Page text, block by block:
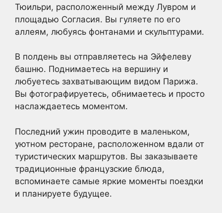
Тюильри, расположенный между Лувром и
площадью Согласия. Вы гуляете по его
аллеям, любуясь фонтанами и скульптурами.
В полдень вы отправляетесь на Эйфелеву
башню. Поднимаетесь на вершину и
любуетесь захватывающим видом Парижа.
Вы фотографируетесь, обнимаетесь и просто
наслаждаетесь моментом.
Последний ужин проводите в маленьком,
уютном ресторане, расположенном вдали от
туристических маршрутов. Вы заказываете
традиционные французские блюда,
вспоминаете самые яркие моменты поездки
и планируете будущее.